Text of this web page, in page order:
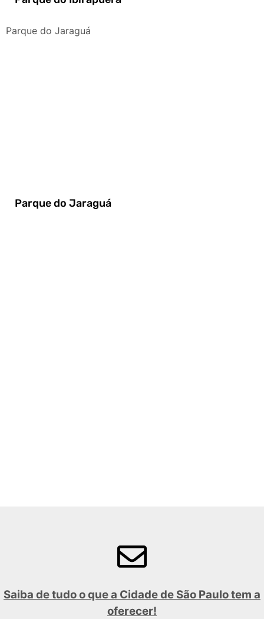
Parque do Jaraguá
Parque do Jaraguá
Saiba de tudo o que a Cidade de São Paulo tem a
oferecer!